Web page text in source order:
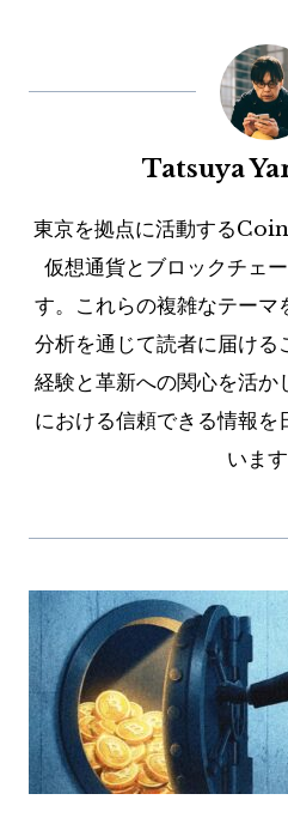
Tatsuya
東京を拠点に活動する
仮想通貨とブロックチェ
す。これらの複雑なテーマ
分析を通じて読者に届ける
経験と革新への関心を活か
における信頼できる情報を
います